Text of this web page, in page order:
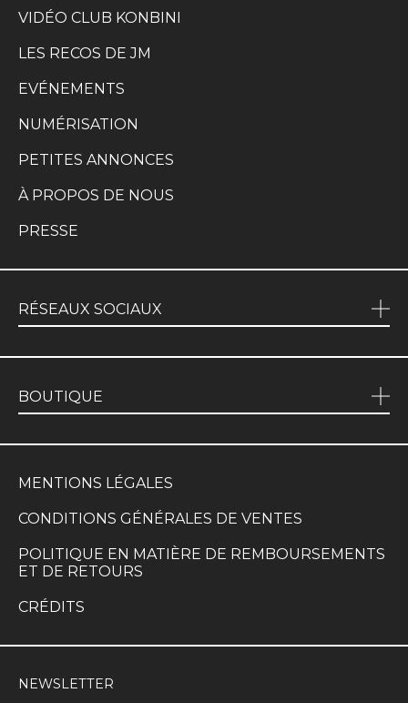
VIDÉO CLUB KONBINI
LES RECOS DE JM
EVÉNEMENTS
NUMÉRISATION
PETITES ANNONCES
À PROPOS DE NOUS
PRESSE
RÉSEAUX SOCIAUX
BOUTIQUE
MENTIONS LÉGALES
CONDITIONS GÉNÉRALES DE VENTES
POLITIQUE EN MATIÈRE DE REMBOURSEMENTS
ET DE RETOURS
CRÉDITS
NEWSLETTER